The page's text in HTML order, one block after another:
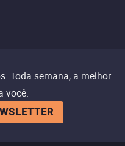
Toda semana, a melhor
você.